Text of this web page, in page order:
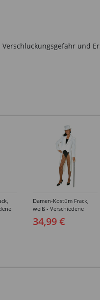
und
Damen-Kostüm Frack,
weiß - Verschiedene
Größem (34-48)
34,99 €